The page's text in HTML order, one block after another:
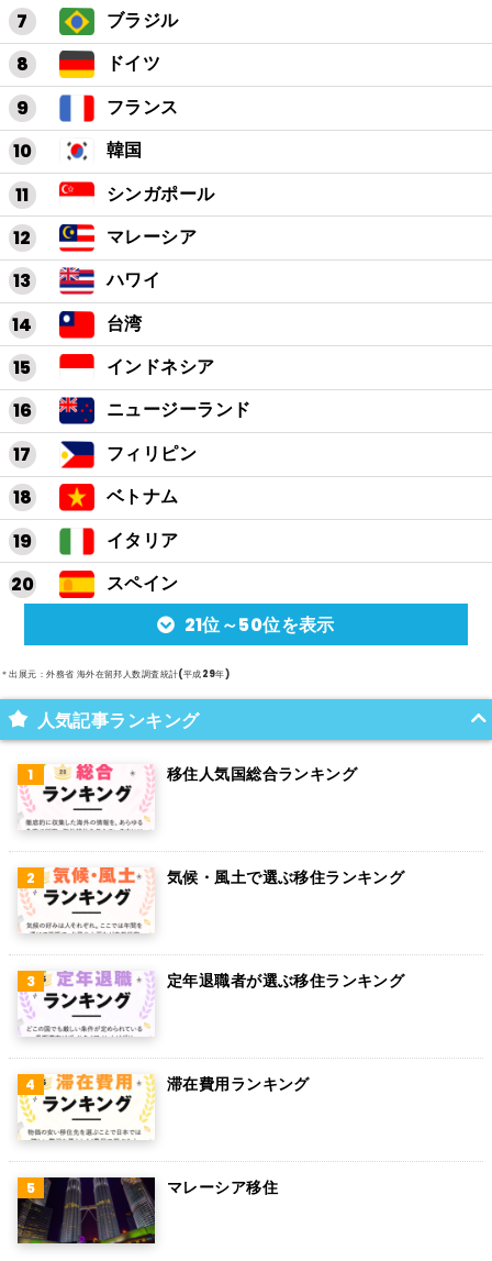
ブラジル
ドイツ
フランス
韓国
シンガポール
マレーシア
ハワイ
台湾
インドネシア
ニュージーランド
フィリピン
ベトナム
イタリア
スペイン
アルゼンチン
メキシコ
スイス
オランダ
グアム
パラグアイ
アラブ首長国連邦
スウェーデン
ペルー
ボリビア
カンボジア
オーストリア
ロシア
21位～50位を表示
＊出展元：外務省 海外在留邦人数調査統計(平成29年)
人気記事ランキング
移住人気国総合ランキング
気候・風土で選ぶ移住ランキング
定年退職者が選ぶ移住ランキング
滞在費用ランキング
マレーシア移住